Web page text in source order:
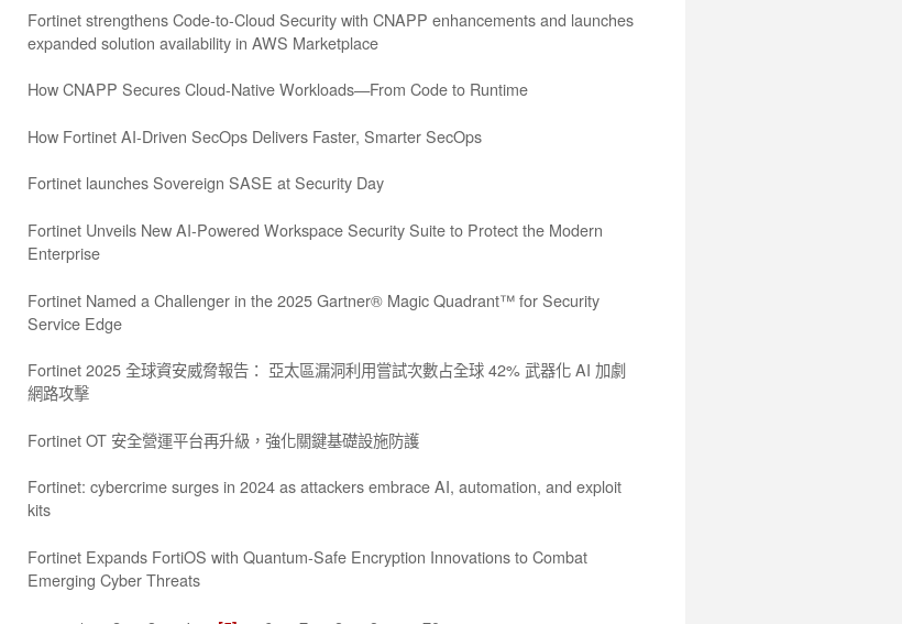
Fortinet strengthens Code-to-Cloud Security with CNAPP enhancements and launches
expanded solution availability in AWS Marketplace
How CNAPP Secures Cloud-Native Workloads—From Code to Runtime
How Fortinet AI-Driven SecOps Delivers Faster, Smarter SecOps
Fortinet launches Sovereign SASE at Security Day
Fortinet Unveils New AI-Powered Workspace Security Suite to Protect the Modern
Enterprise
Fortinet Named a Challenger in the 2025 Gartner® Magic Quadrant™ for Security
Service Edge
Fortinet 2025 全球資安威脅報告： 亞太區漏洞利用嘗試次數占全球 42% 武器化 AI 加劇
網路攻擊
Fortinet OT 安全營運平台再升級，強化關鍵基礎設施防護
Fortinet: cybercrime surges in 2024 as attackers embrace AI, automation, and exploit
kits
Fortinet Expands FortiOS with Quantum-Safe Encryption Innovations to Combat
Emerging Cyber Threats